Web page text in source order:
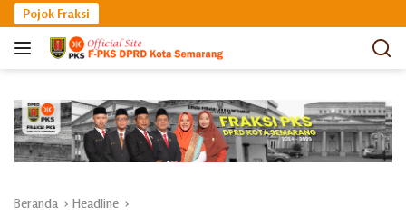
Langsung
ke
konten
Pojok Fraksi
Beranda Headline